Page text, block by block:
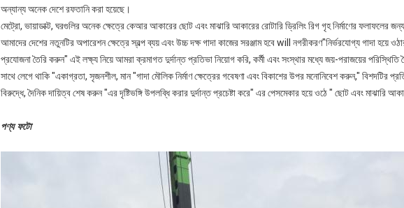
অন্যান্য অনেক দেশে রফতানি করা হয়েছে।
মেট্রো, ভায়াডাক্ট, ঘরগুলির অনেক ক্ষেত্রে কেআর আকারের ছোট এবং মাঝারি আকারের রোটারি ড্রিলিং রিগ গৃহ নির্মাণের ফলাফলের
আমাদের দেশের নতুনটির অপারেশন ক্ষেত্রে স্বল্প ব্যয় এবং উচ্চ দক্ষ গাদা কাজের সরঞ্জাম হবে will নগরীকরণ"নির্ভরযোগ্য গাদা হয়ে
প্রযোজনা তৈরি করুন" এই লক্ষ্য নিয়ে আমরা ক্রমাগত দুর্দান্ত প্রতিভা নিয়োগ করি, কর্মী এবং সংস্থার মধ্যে জয়-পরাজয়ের পরিস্থিতি
সাথে লেগে থাকি "একাগ্রতা, সৃজনশীল, মান "গাদা মৌলিক নির্মাণ ক্ষেত্রের গবেষণা এবং বিকাশের উপর মনোনিবেশ করুন," বিশদটির
বিরুদ্ধে, দৈনিক দায়িত্ব শেষ করুন "এর দৃষ্টিভঙ্গি উপলব্ধি করার দুর্দান্ত প্রচেষ্টা করে" এর পেসমেকার হয়ে ওঠে " ছোট এবং মাঝারি
পণ্য ফটো